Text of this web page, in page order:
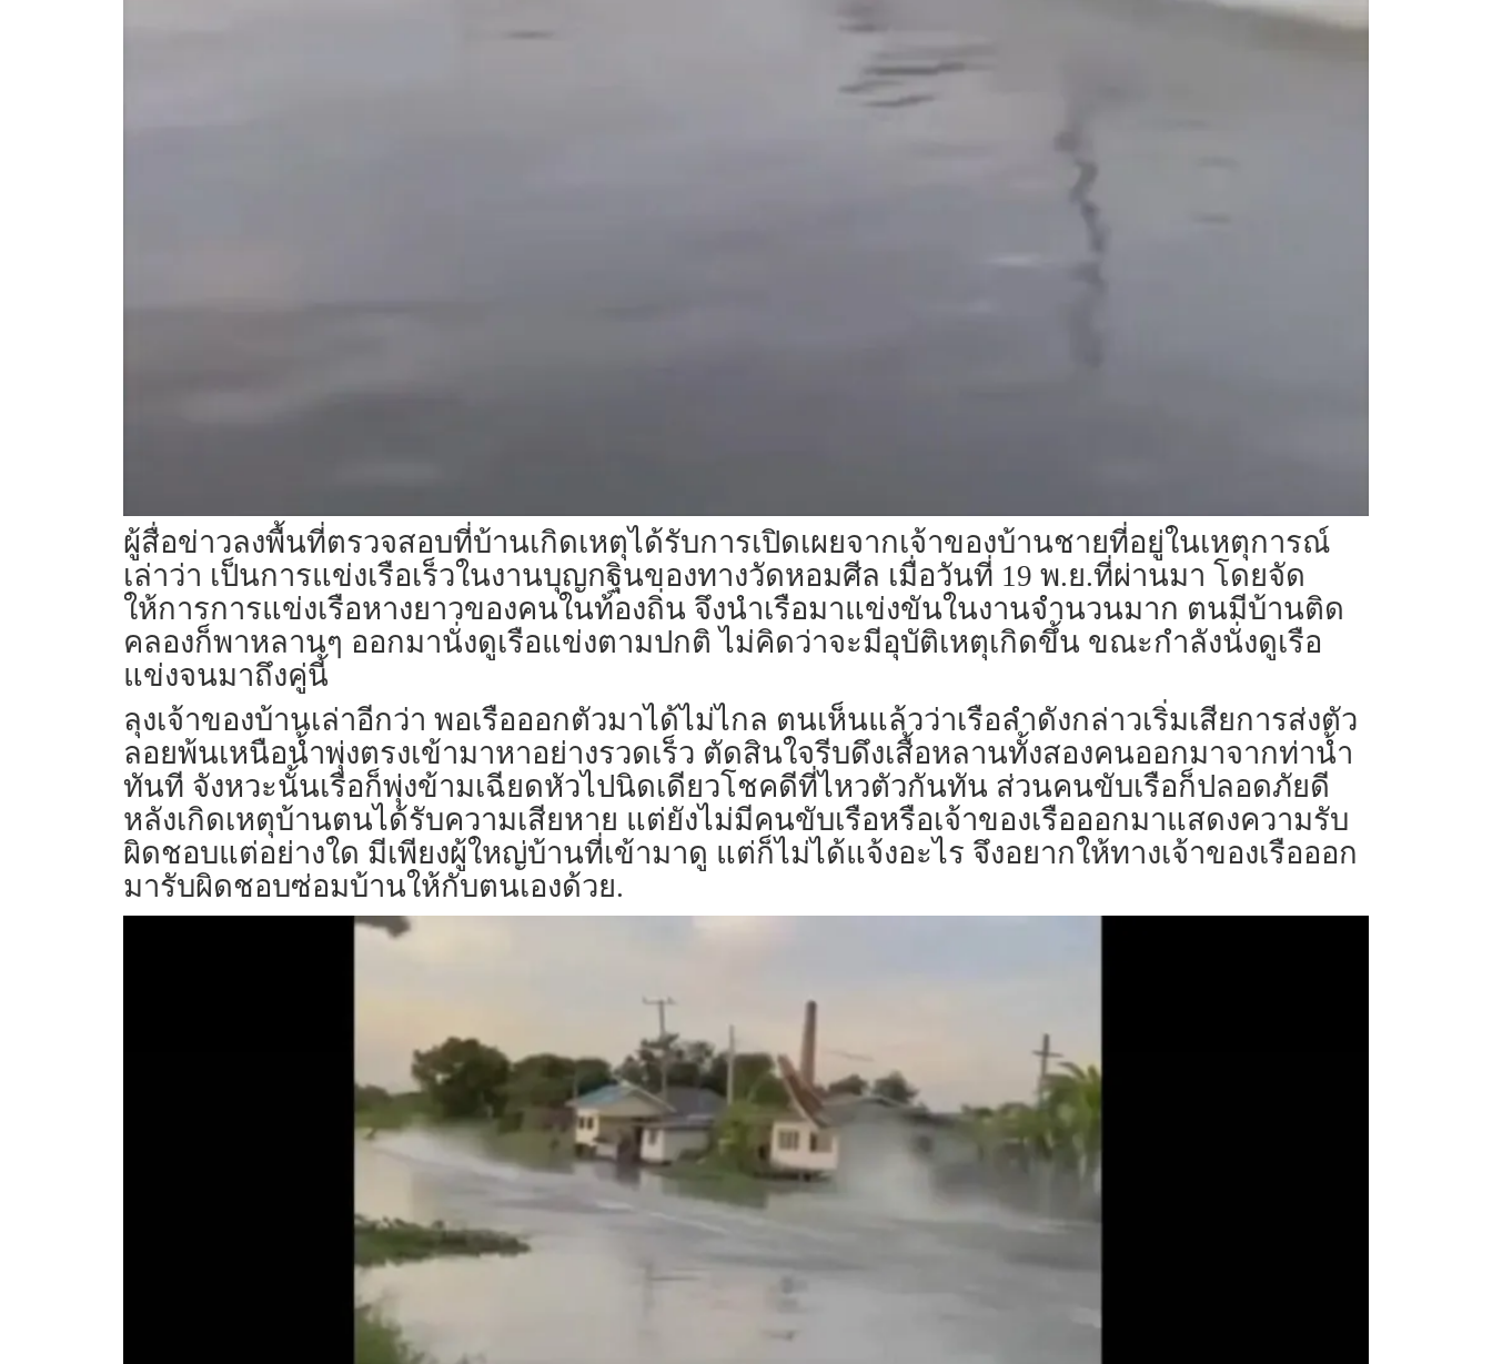
ผู้สื่อข่าวลงพื้นที่ตรวจสอบที่บ้านเกิดเหตุได้รับการเปิดเผยจากเจ้าของบ้านชายที่อยู่ในเหตุการณ์
เล่าว่า เป็นการแข่งเรือเร็วในงานบุญกฐินของทางวัดหอมศีล เมื่อวันที่ 19 พ.ย.ที่ผ่านมา โดยจัด
ให้การการแข่งเรือหางยาวของคนในท้องถิ่น จึงนำเรือมาแข่งขันในงานจำนวนมาก ตนมีบ้านติด
คลองก็พาหลานๆ ออกมานั่งดูเรือแข่งตามปกติ ไม่คิดว่าจะมีอุบัติเหตุเกิดขึ้น ขณะกำลังนั่งดูเรือ
แข่งจนมาถึงคู่นี้
ลุงเจ้าของบ้านเล่าอีกว่า พอเรือออกตัวมาได้ไม่ไกล ตนเห็นแล้วว่าเรือลำดังกล่าวเริ่มเสียการส่งตัว
ลอยพ้นเหนือน้ำพุ่งตรงเข้ามาหาอย่างรวดเร็ว ตัดสินใจรีบดึงเสื้อหลานทั้งสองคนออกมาจากท่าน้ำ
ทันที จังหวะนั้นเรือก็พุ่งข้ามเฉียดหัวไปนิดเดียวโชคดีที่ไหวตัวกันทัน ส่วนคนขับเรือก็ปลอดภัยดี
หลังเกิดเหตุบ้านตนได้รับความเสียหาย แต่ยังไม่มีคนขับเรือหรือเจ้าของเรือออกมาแสดงความรับ
ผิดชอบแต่อย่างใด มีเพียงผู้ใหญ่บ้านที่เข้ามาดู แต่ก็ไม่ได้แจ้งอะไร จึงอยากให้ทางเจ้าของเรือออก
มารับผิดชอบซ่อมบ้านให้กับตนเองด้วย.